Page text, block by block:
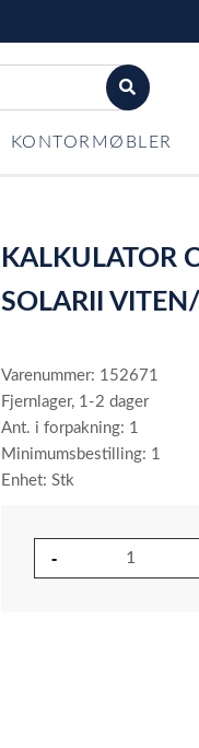
KONTORMØBLER
KALKULATOR
SOLARII
Varenummer: 152671
Fjernlager, 1-2 dager
Ant. i forpakning: 1
Minimumsbestilling: 1
Enhet: Stk